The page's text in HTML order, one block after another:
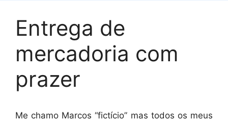
Entrega de
mercadoria com
prazer
Me chamo Marcos “fictí­cio” mas todos os meus